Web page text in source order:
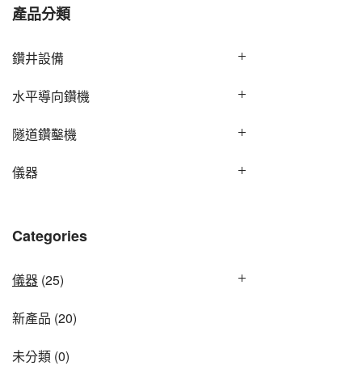
產品分類
鑽井設備
水平導向鑽機
隧道鑽鑿機
儀器
Categories
儀器 (25)
新產品 (20)
未分類 (0)